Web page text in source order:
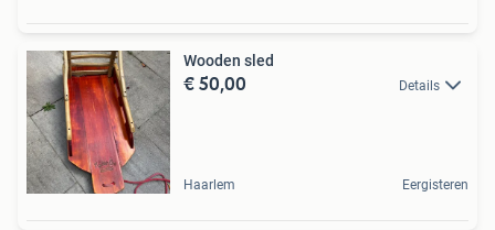
Wooden sled
€ 50,00 Details
Haarlem Eergisteren